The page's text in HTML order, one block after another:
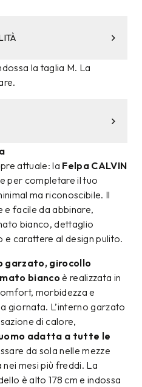
la taglia M. La
attuale: la Felpa CALVIN
per completare il tuo
ma riconoscibile. Il
e facile da abbinare,
bianco, dettaglio
carattere al design pulito.
garzato, girocollo
bianco è realizzata in
morbidezza e
giornata. L’interno garzato
di calore,
adatta a tutte le
da sola nelle mezze
mesi più freddi. La
è alto 178 cm e indossa